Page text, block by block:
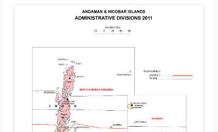
Новости и Отчеты